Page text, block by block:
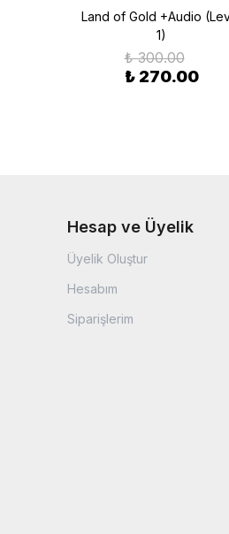
Land of Gold +Audio
1)
₺ 300.00
₺ 270.00
Hesap ve Üyelik
Üyelik Oluştur
Hesabım
Siparişlerim